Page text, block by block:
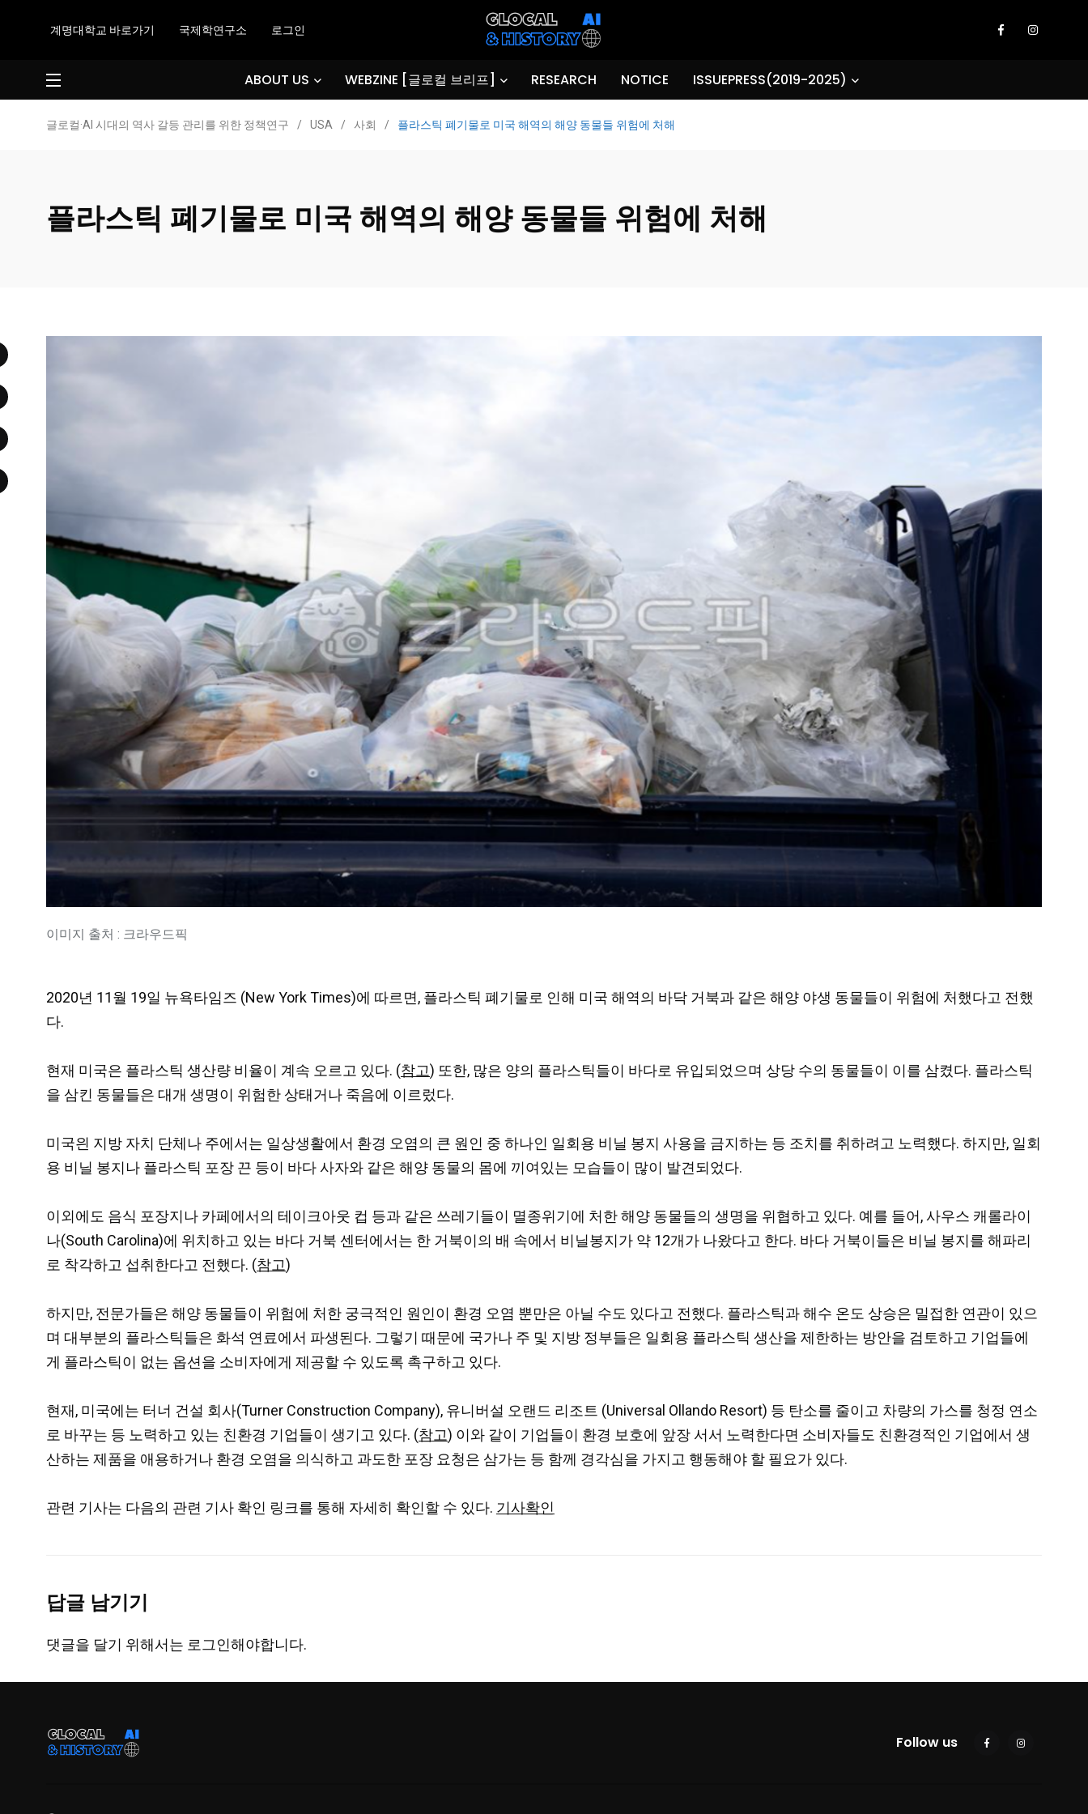
계명대학교 바로가기 국제학연구소 로그인
ABOUT US WEBZINE [글로컬 브리프] RESEARCH NOTICE ISSUEPRESS(2019-2025)
글로컬·AI 시대의 역사 갈등 관리를 위한 정책연구 / USA / 사회 / 플라스틱 폐기물로 미국 해역의 해양 동물들 위험에 처해
플라스틱 폐기물로 미국 해역의 해양 동물들 위험에 처해
이미지 출처 : 크라우드픽
2020년 11월 19일 뉴욕타임즈 (New York Times)에 따르면, 플라스틱 폐기물로 인해 미국 해역의 바닥 거북과 같은 해양 야생 동물들이 위험에 처했다고 전했
다.
현재 미국은 플라스틱 생산량 비율이 계속 오르고 있다. (참고) 또한, 많은 양의 플라스틱들이 바다로 유입되었으며 상당 수의 동물들이 이를 삼켰다. 플라스틱
을 삼킨 동물들은 대개 생명이 위험한 상태거나 죽음에 이르렀다.
미국읜 지방 자치 단체나 주에서는 일상생활에서 환경 오염의 큰 원인 중 하나인 일회용 비닐 봉지 사용을 금지하는 등 조치를 취하려고 노력했다. 하지만, 일회
용 비닐 봉지나 플라스틱 포장 끈 등이 바다 사자와 같은 해양 동물의 몸에 끼여있는 모습들이 많이 발견되었다.
이외에도 음식 포장지나 카페에서의 테이크아웃 컵 등과 같은 쓰레기들이 멸종위기에 처한 해양 동물들의 생명을 위협하고 있다. 예를 들어, 사우스 캐롤라이
나(South Carolina)에 위치하고 있는 바다 거북 센터에서는 한 거북이의 배 속에서 비닐봉지가 약 12개가 나왔다고 한다. 바다 거북이들은 비닐 봉지를 해파리
로 착각하고 섭취한다고 전했다. (참고)
하지만, 전문가들은 해양 동물들이 위험에 처한 궁극적인 원인이 환경 오염 뿐만은 아닐 수도 있다고 전했다. 플라스틱과 해수 온도 상승은 밀접한 연관이 있으
며 대부분의 플라스틱들은 화석 연료에서 파생된다. 그렇기 때문에 국가나 주 및 지방 정부들은 일회용 플라스틱 생산을 제한하는 방안을 검토하고 기업들에
게 플라스틱이 없는 옵션을 소비자에게 제공할 수 있도록 촉구하고 있다.
현재, 미국에는 터너 건설 회사(Turner Construction Company), 유니버설 오랜드 리조트 (Universal Ollando Resort) 등 탄소를 줄이고 차량의 가스를 청정 연소
로 바꾸는 등 노력하고 있는 친환경 기업들이 생기고 있다. (참고) 이와 같이 기업들이 환경 보호에 앞장 서서 노력한다면 소비자들도 친환경적인 기업에서 생
산하는 제품을 애용하거나 환경 오염을 의식하고 과도한 포장 요청은 삼가는 등 함께 경각심을 가지고 행동해야 할 필요가 있다.
관련 기사는 다음의 관련 기사 확인 링크를 통해 자세히 확인할 수 있다. 기사확인
답글 남기기
댓글을 달기 위해서는 로그인해야합니다.
Follow us